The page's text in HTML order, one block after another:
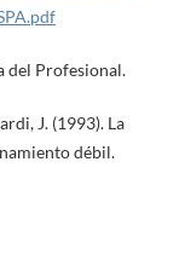
del Profesional.
J. (1993). La
débil.